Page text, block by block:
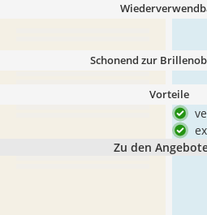
Schonend zur
Vorteile
Zu den